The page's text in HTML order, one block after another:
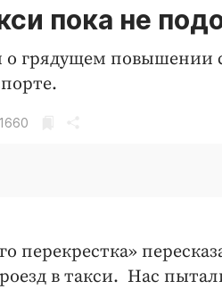
пока не
грядущем повышении
1660
перекрестка»
в такси. Нас